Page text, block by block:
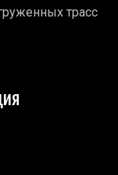
трасс